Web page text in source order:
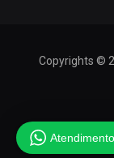
Copyrights ©